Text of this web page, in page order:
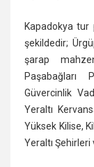
Kapadokya tur
şekildedir;
şarap
Paşabağları
Güvercinlik
Yeraltı
Yüksek Kilise,
Yeraltı Şehirleri